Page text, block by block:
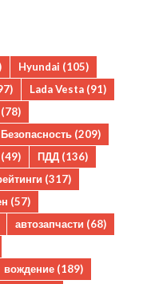
Hyundai (105)
Lada Vesta (91)
(78)
Безопасность (209)
(49) ПДД (136)
(317)
(57)
автозапчасти (68)
вождение (189)